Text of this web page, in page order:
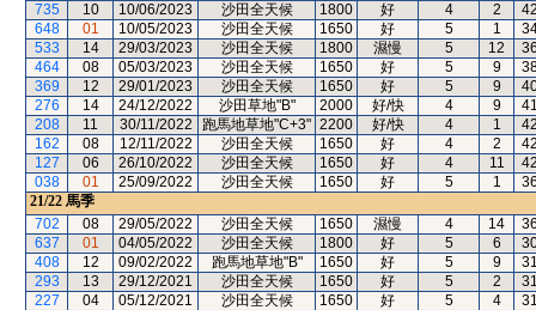
735
10 10/06/2023 沙田全天候 1800 好 4 2
648
01 10/05/2023 沙田全天候 1650 好 5 1
533
14 29/03/2023 沙田全天候 1800 濕慢 5 12
464
08 05/03/2023 沙田全天候 1650 好 5 9
369
12 29/01/2023 沙田全天候 1650 好 5 9
276
14 24/12/2022 沙田草地"B" 2000 好/快 4 9
208
11 30/11/2022 跑馬地草地"C+3" 2200 好/快 4 1
162
08 12/11/2022 沙田全天候 1650 好 4 2
127
06 26/10/2022 沙田全天候 1650 好 4 11
038
01 25/09/2022 沙田全天候 1650 好 5 1
21/22 馬季
702
08 29/05/2022 沙田全天候 1650 濕慢 4 14
637
01 04/05/2022 沙田全天候 1800 好 5 6
408
12 09/02/2022 跑馬地草地"B" 1650 好 5 9
293
13 29/12/2021 沙田全天候 1650 好 5 2
227
04 05/12/2021 沙田全天候 1650 好 5 4